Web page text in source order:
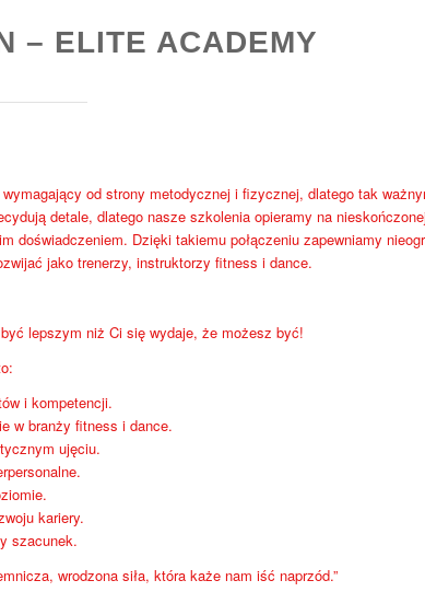
– ELITE ACADEMY
od strony metodycznej i fizycznej, dlatego tak
detale, dlatego nasze szkolenia opieramy na
doświadczeniem. Dzięki takiemu połączeniu zapewniamy
jako trenerzy, instruktorzy fitness i dance.
lepszym niż Ci się wydaje, że możesz być!
i kompetencji.
w branży fitness i dance.
ujęciu.
kariery.
szacunek.
wrodzona siła, która każe nam iść naprzód.”